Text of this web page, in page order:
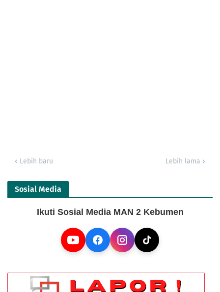
Lebih baru Lebih lama
Sosial Media
Ikuti Sosial Media MAN 2 Kebumen